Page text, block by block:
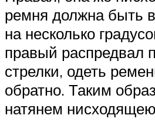
ремня должна быть
на несколько
правый распредвал
стрелки, одеть
обратно. Таким
натянем